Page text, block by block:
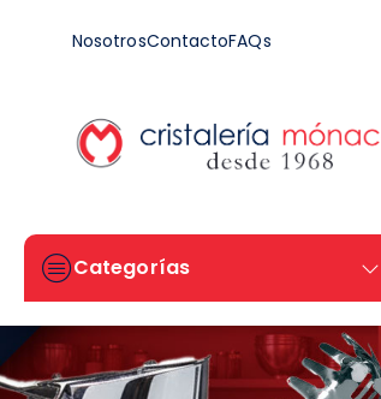
NosotrosContactoFAQs
Categorías